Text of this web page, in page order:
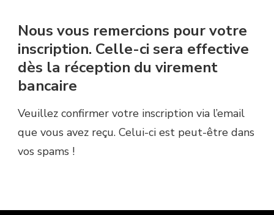
Nous vous remercions pour votre
inscription. Celle-ci sera effective
dès la réception du virement
bancaire
Veuillez confirmer votre inscription via l’email
que vous avez reçu. Celui-ci est peut-être dans
vos spams !